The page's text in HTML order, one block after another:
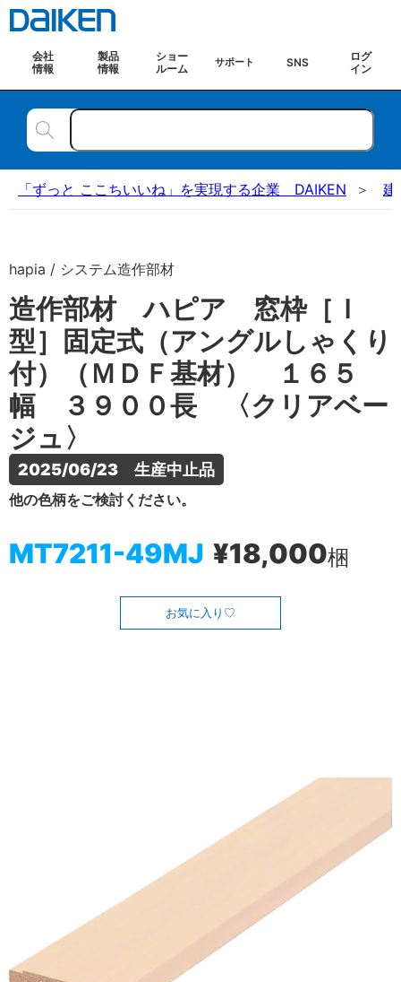
会社
情報
製品
情報
ショー
ルーム
サポート SNS
ログ
イン
「ずっと ここちいいね」を実現する企業 DAIKEN 建
hapia / システム造作部材
造作部材 ハピア 窓枠［Ｉ
型］固定式（アングルしゃくり
付）（ＭＤＦ基材） １６５
幅 ３９００長 〈クリアベー
ジュ〉
2025/06/23　生産中止品
他の色柄をご検討ください。
MT7211-49MJ ¥18,000梱
お気に入り